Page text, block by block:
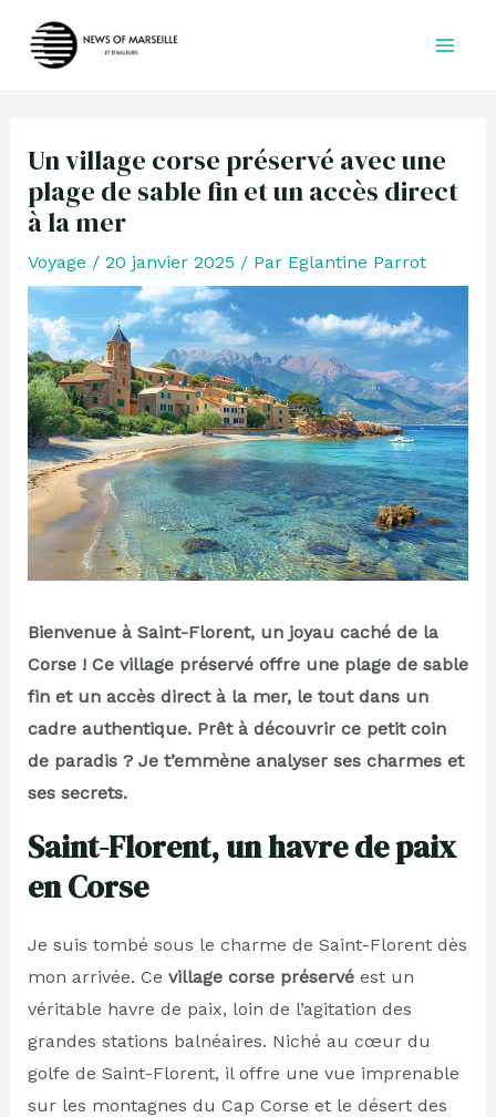
Un village corse préservé avec une
plage de sable fin et un accès direct
à la mer
Voyage / 20 janvier 2025 / Par Eglantine Parrot
Bienvenue à Saint-Florent, un joyau caché de la
Corse ! Ce village préservé offre une plage de sable
fin et un accès direct à la mer, le tout dans un
cadre authentique. Prêt à découvrir ce petit coin
de paradis ? Je t’emmène analyser ses charmes et
ses secrets.
Saint-Florent, un havre de paix
en Corse
Je suis tombé sous le charme de Saint-Florent dès
mon arrivée. Ce village corse préservéest un
véritable havre de paix, loin de l’agitation des
grandes stations balnéaires. Niché au cœur du
golfe de Saint-Florent, il offre une vue imprenable
sur les montagnes du Cap Corse et le désert des